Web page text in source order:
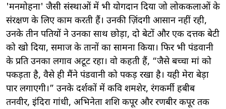
'मनमोहना' जैसी संस्थाओं में भी योगदान दिया जो लोककलाओं के
संरक्षण के लिए काम करती हैं। उनकी ज़िंदगी आसान नहीं रही,
उनके तीन पतियों ने उनका साथ छोड़ा, दो बेटों और एक दत्तक बेटी
को खो दिया, समाज के तानों का सामना किया। फिर भी पंडवानी
के प्रति उनका लगाव अटूट रहा। वो कहती हैं, “जैसे बच्चा मां को
पकड़ता है, वैसे ही मैंने पंडवानी को पकड़ रखा है। यही मेरा बेड़ा
पार लगाएगी।” उनके दर्शकों में कवि शमशेर, रंगकर्मी हबीब
तनवीर, इंदिरा गांधी, अभिनेता शशि कपूर और रणबीर कपूर तक